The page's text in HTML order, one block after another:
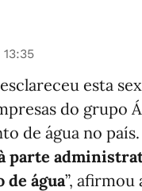
esta
do grupo
de água no país.
parte
água”, afirmou